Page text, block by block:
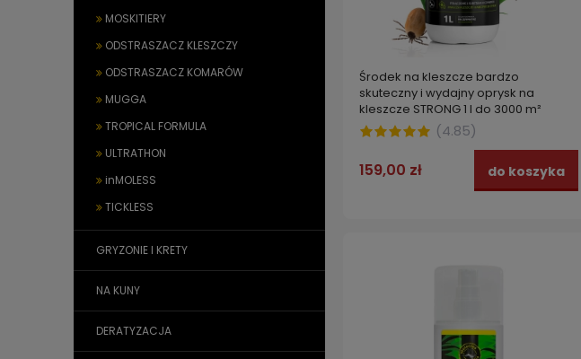
MOSKITIERY
ODSTRASZACZ KLESZCZY
ODSTRASZACZ KOMARÓW
MUGGA
TROPICAL FORMULA
ULTRATHON
inMOLESS
TICKLESS
GRYZONIE I KRETY
NA KUNY
DERATYZACJA
Środek na kleszcze bardzo
skuteczny i wydajny oprysk na
kleszcze STRONG 1 l do 3000 m²
(4.85)
159,00 zł do koszyka